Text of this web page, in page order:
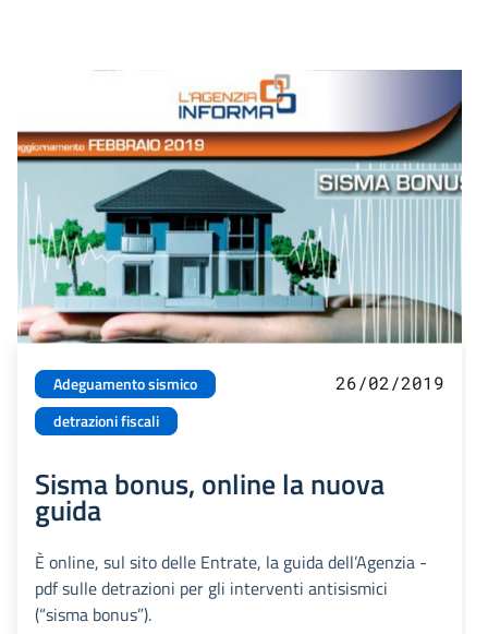
Adeguamento sismico
detrazioni fiscali
26/02/2019
Sisma bonus, online la nuova
guida
È online, sul sito delle Entrate, la guida dell’Agenzia -
pdf sulle detrazioni per gli interventi antisismici
(“sisma bonus”).